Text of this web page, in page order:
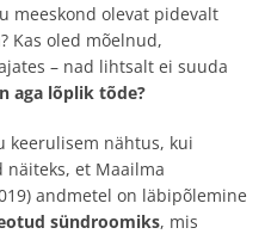
meeskond olevat pidevalt
Kas oled mõelnud,
– nad lihtsalt ei suuda
aga lõplik tõde?
keerulisem nähtus, kui
näiteks, et Maailma
andmetel on läbipõlemine
sündroomiks, mis